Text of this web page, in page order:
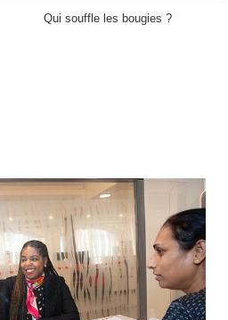
Qui souffle les bougies ?